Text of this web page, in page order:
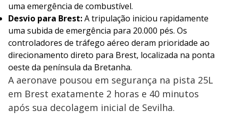
uma emergência de combustível.
Desvio para Brest:A tripulação iniciou rapidamente
uma subida de emergência para 20.000 pés. Os
controladores de tráfego aéreo deram prioridade ao
direcionamento direto para Brest, localizada na ponta
oeste da península da Bretanha.
A aeronave pousou em segurança na pista 25L
em Brest exatamente 2 horas e 40 minutos
após sua decolagem inicial de Sevilha.